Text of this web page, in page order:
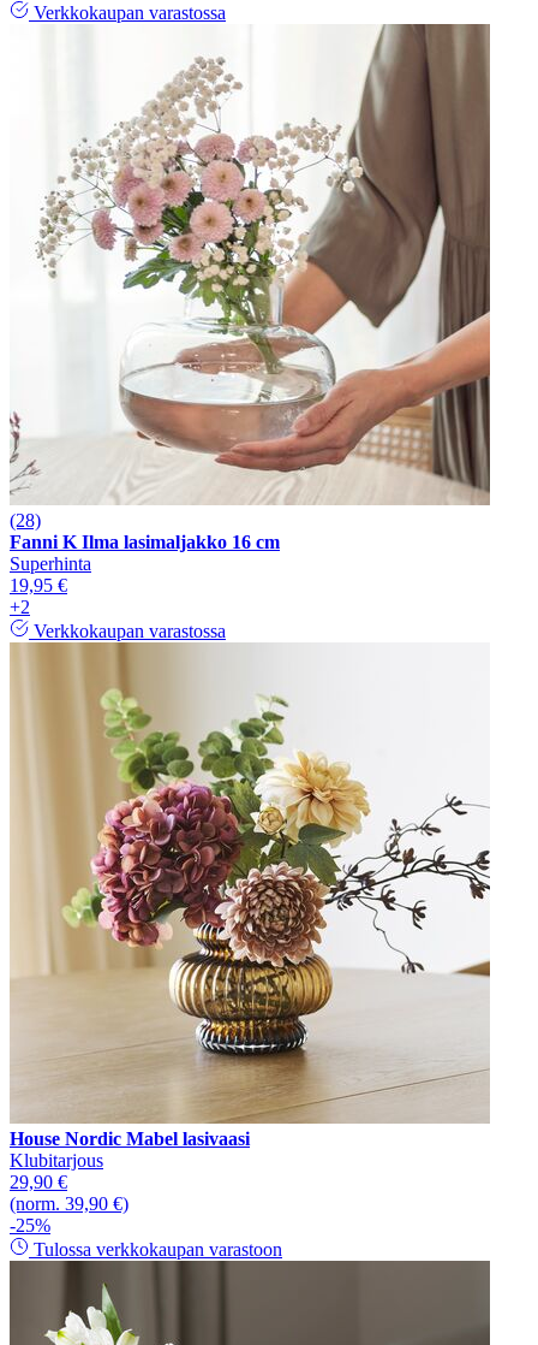
Verkkokaupan varastossa
(28)
Fanni K Ilma lasimaljakko 16 cm
Superhinta
19,95 €
+2
Verkkokaupan varastossa
House Nordic Mabel lasivaasi
Klubitarjous
29,90 €
(norm. 39,90 €)
-25%
Tulossa verkkokaupan varastoon